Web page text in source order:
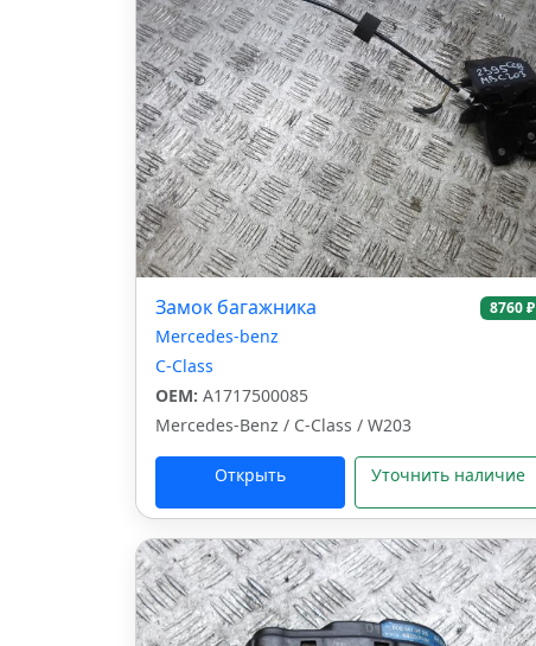
Замок багажника 8760 ₽
Mercedes-benz
C-Class
OEM: A1717500085
Mercedes-Benz / C-Class / W203
Открыть Уточнить наличие